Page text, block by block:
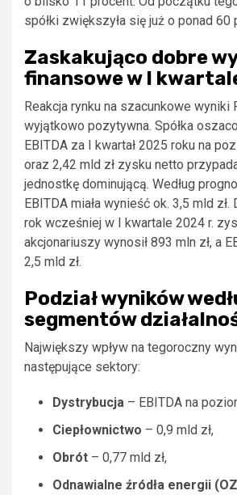
spółki zwiększyła się już o ponad 60
Zaskakująco dobre
finansowe w I
Reakcja rynku na szacunkowe wyniki
wyjątkowo pozytywna. Spółka
EBITDA za I kwartał 2025 roku na
oraz 2,42 mld zł zysku netto
jednostkę dominującą. Według
EBITDA miała wynieść ok. 3,5 mld zł.
rok wcześniej w I kwartale 2024 r.
akcjonariuszy wynosił 893 mln zł, a
2,5 mld zł.
Podział wyników
segmentów
Największy wpływ na tegoroczny
następujące sektory:
Dystrybucja – EBITDA na
Ciepłownictwo – 0,9 mld zł,
Obrót – 0,77 mld zł,
Odnawialne źródła energii